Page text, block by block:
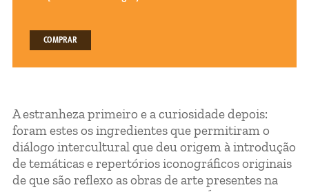
COMPRAR
A estranheza primeiro e a curiosidade depois:
foram estes os ingredientes que permitiram o
diálogo intercultural que deu origem à introdução
de temáticas e repertórios iconográficos originais
de que são reflexo as obras de arte presentes na